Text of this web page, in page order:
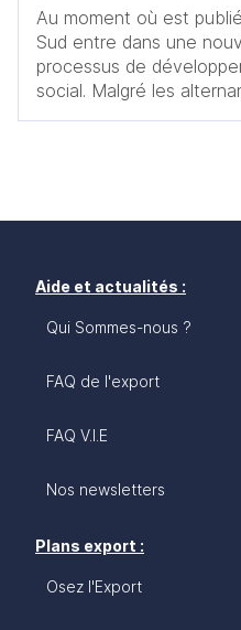
Au moment où est
Sud entre dans une
processus de
social. Malgré les alternances politiques, les efforts
dans
visent à affronter les
coréenne d’une
Aide et actualités :
Qui Sommes-nous ?
FAQ de l'export
FAQ V.I.E
Nos newsletters
Plans export :
Osez l'Export